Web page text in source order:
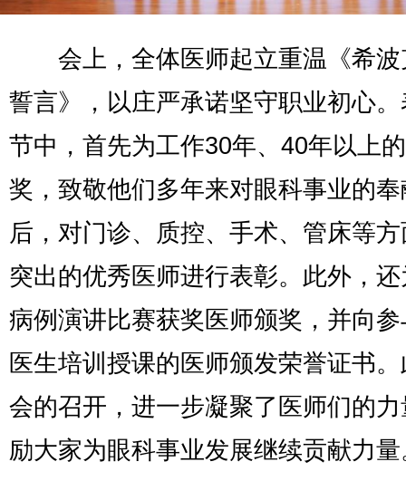
会上，全体医师起立重温《希波
誓言》，以庄严承诺坚守职业初心
节中，首先为工作30年、40年以上
奖，致敬他们多年来对眼科事业的
后，对门诊、质控、手术、管床等
突出的优秀医师进行表彰。此外，
病例演讲比赛获奖医师颁奖，并向
医生培训授课的医师颁发荣誉证书
会的召开，进一步凝聚了医师们的
励大家为眼科事业发展继续贡献力量